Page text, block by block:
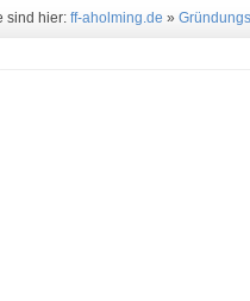
sind hier: ff-aholming.de »